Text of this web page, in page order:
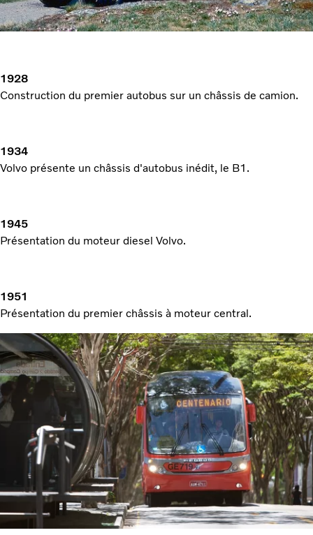
1928
Construction du premier autobus sur un châssis de camion.
1934
Volvo présente un châssis d'autobus inédit, le B1.
1945
Présentation du moteur diesel Volvo.
1951
Présentation du premier châssis à moteur central.